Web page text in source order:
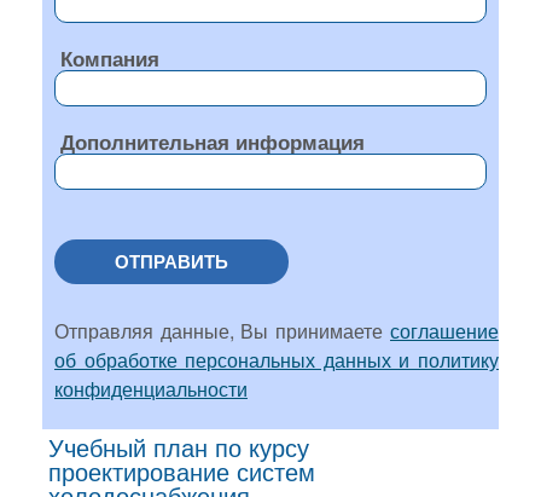
Компания
Дополнительная информация
ОТПРАВИТЬ
Отправляя данные, Вы принимаете соглашение
об обработке персональных данных и политику
конфиденциальности
Учебный план по курсу
проектирование систем